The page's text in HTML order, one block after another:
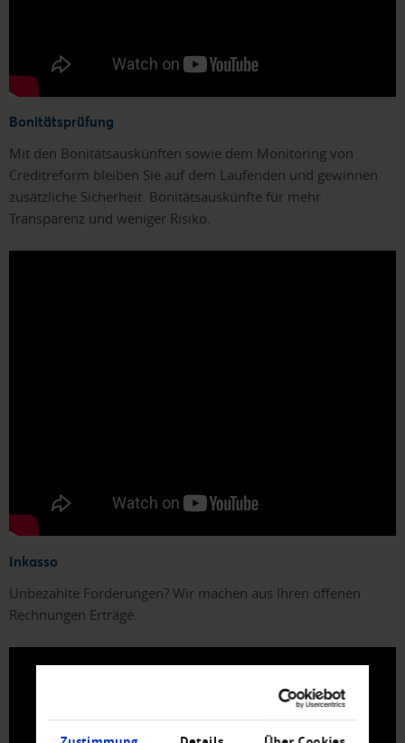
Bonitätsprüfung
Mit den Bonitätsauskünften sowie dem Monitoring von
Creditreform bleiben Sie auf dem Laufenden und gewinnen
zusätzliche Sicherheit. Bonitätsauskünfte für mehr
Transparenz und weniger Risiko.
Inkasso
Unbezahlte Forderungen? Wir machen aus Ihren offenen
Rechnungen Erträge.